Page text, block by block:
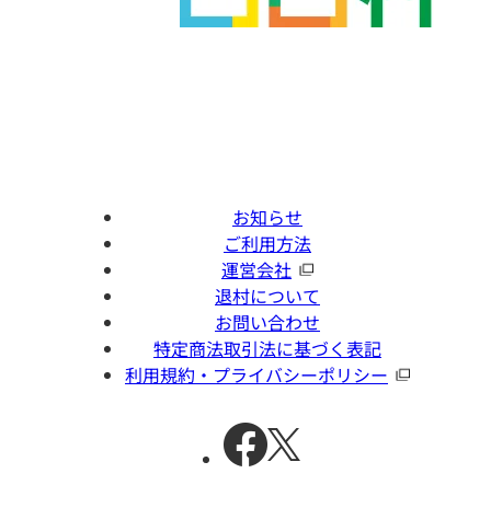
お知らせ
ご利用方法
運営会社
退村について
お問い合わせ
特定商法取引法に基づく表記
利用規約・プライバシーポリシー